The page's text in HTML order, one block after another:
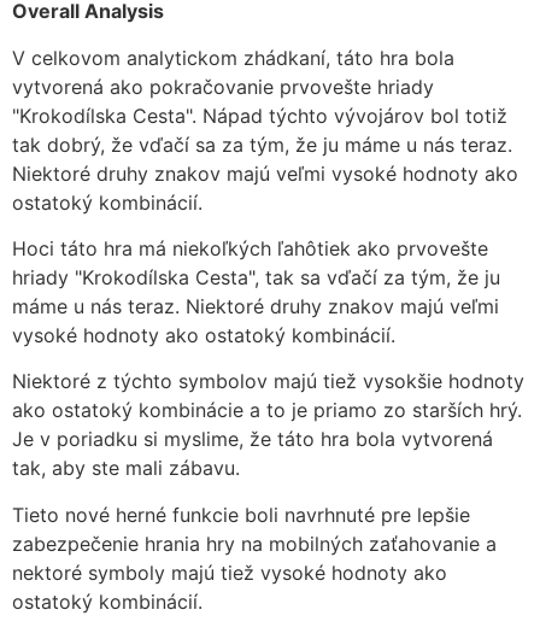
Overall Analysis
V celkovom analytickom zhádkaní, táto hra bola
vytvorená ako pokračovanie prvovešte hriady
"Krokodílska Cesta". Nápad týchto vývojárov bol totiž
tak dobrý, že vďačí sa za tým, že ju máme u nás teraz.
Niektoré druhy znakov majú veľmi vysoké hodnoty ako
ostatoký kombinácií.
Hoci táto hra má niekoľkých ľahôtiek ako prvovešte
hriady "Krokodílska Cesta", tak sa vďačí za tým, že ju
máme u nás teraz. Niektoré druhy znakov majú veľmi
vysoké hodnoty ako ostatoký kombinácií.
Niektoré z týchto symbolov majú tiež vysokšie hodnoty
ako ostatoký kombinácie a to je priamo zo starších hrý.
Je v poriadku si myslime, že táto hra bola vytvorená
tak, aby ste mali zábavu.
Tieto nové herné funkcie boli navrhnuté pre lepšie
zabezpečenie hrania hry na mobilných zaťahovanie a
nektoré symboly majú tiež vysoké hodnoty ako
ostatoký kombinácií.